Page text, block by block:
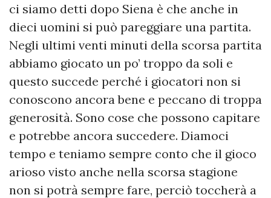
ci siamo detti dopo Siena è che anche in
dieci uomini si può pareggiare una partita.
Negli ultimi venti minuti della scorsa partita
abbiamo giocato un po’ troppo da soli e
questo succede perché i giocatori non si
conoscono ancora bene e peccano di troppa
generosità. Sono cose che possono capitare
e potrebbe ancora succedere. Diamoci
tempo e teniamo sempre conto che il gioco
arioso visto anche nella scorsa stagione
non si potrà sempre fare, perciò toccherà a